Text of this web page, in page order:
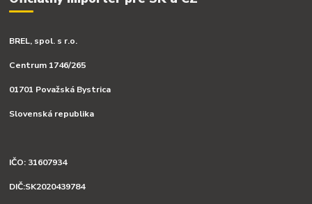
BREL, spol. s r.o.
Centrum 1746/265
01701 Považská Bystrica
Slovenská republika
IČO: 31607934
DIČ:SK2020439784